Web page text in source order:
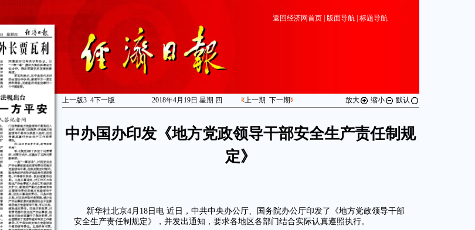
返回经济网首页| 版面导航| 标题导航
上一版3 4下一版 2018年4月19日 星期 四 上一期 下一期 放大 缩小 默认
中办国办印发《地方党政领导干部安全生产责任制规
定》
新华社北京4月18日电 近日，中共中央办公厅、国务院办公厅印发了《地方党政领导干部
安全生产责任制规定》，并发出通知，要求各地区各部门结合实际认真遵照执行。